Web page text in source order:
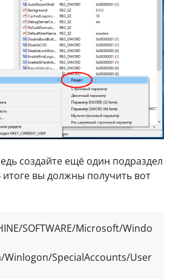
создайте ещё один подраздел
итоге вы должны получить вот
SOFTWARE/Microsoft/Windo
SpecialAccounts/User